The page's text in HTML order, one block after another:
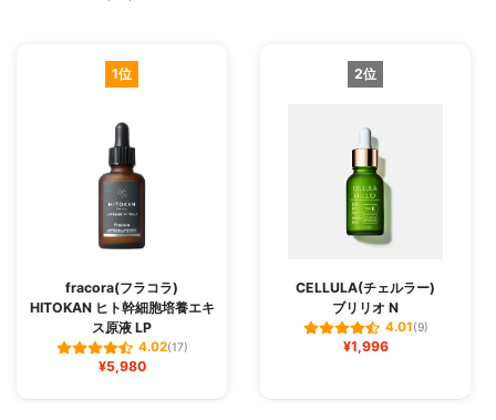
1位
fracora(フラコラ)
HITOKAN ヒト幹細胞培養エキ
ス原液 LP
4.02(17)
¥5,980
2位
CELLULA(チェルラー)
ブリリオ N
4.01(9)
¥1,996